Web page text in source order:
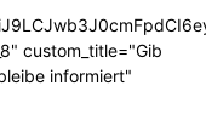
custom_title="Gib
informiert"